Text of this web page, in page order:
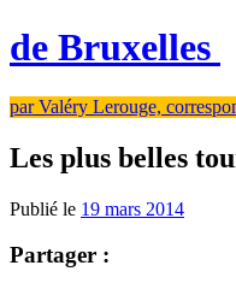
de Bruxelles
par Valéry Lerouge,
Les plus belles
Publié le 19 mars 2014
Partager :